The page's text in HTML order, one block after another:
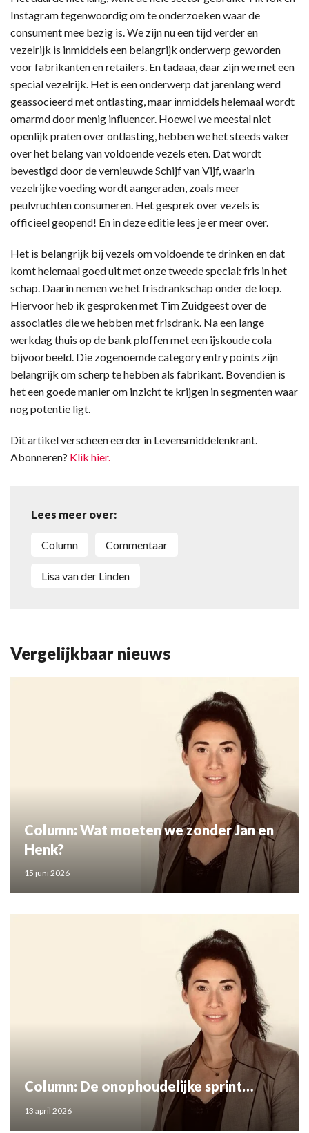
Instagram tegenwoordig om te onderzoeken waar de
consument mee bezig is. We zijn nu een tijd verder en
vezelrijk is inmiddels een belangrijk onderwerp geworden
voor fabrikanten en retailers. En tadaaa, daar zijn we met een
special vezelrijk. Het is een onderwerp dat jarenlang werd
geassocieerd met ontlasting, maar inmiddels helemaal wordt
omarmd door menig influencer. Hoewel we meestal niet
openlijk praten over ontlasting, hebben we het steeds vaker
over het belang van voldoende vezels eten. Dat wordt
bevestigd door de vernieuwde Schijf van Vijf, waarin
vezelrijke voeding wordt aangeraden, zoals meer
peulvruchten consumeren. Het gesprek over vezels is
officieel geopend! En in deze editie lees je er meer over.
Het is belangrijk bij vezels om voldoende te drinken en dat
komt helemaal goed uit met onze tweede special: fris in het
schap. Daarin nemen we het frisdrankschap onder de loep.
Hiervoor heb ik gesproken met Tim Zuidgeest over de
associaties die we hebben met frisdrank. Na een lange
werkdag thuis op de bank ploffen met een ijskoude cola
bijvoorbeeld. Die zogenoemde category entry points zijn
belangrijk om scherp te hebben als fabrikant. Bovendien is
het een goede manier om inzicht te krijgen in segmenten waar
nog potentie ligt.
Dit artikel verscheen eerder in Levensmiddelenkrant.
Abonneren? Klik hier.
Lees meer over:
Column Commentaar
Lisa van der Linden
Vergelijkbaar nieuws
Column: Wat moeten we zonder Jan en
Henk?
15 juni 2026
Column: De onophoudelijke sprint…
13 april 2026